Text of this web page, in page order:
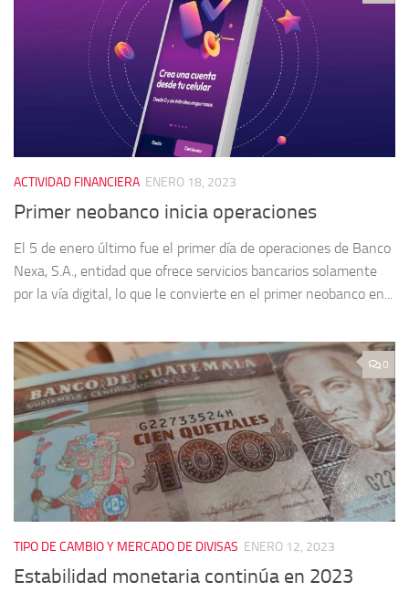
ACTIVIDAD FINANCIERA ENERO 18, 2023
Primer neobanco inicia operaciones
El 5 de enero último fue el primer día de operaciones de Banco
Nexa, S.A., entidad que ofrece servicios bancarios solamente
por la vía digital, lo que le convierte en el primer neobanco en...
0
TIPO DE CAMBIO Y MERCADO DE DIVISAS ENERO 12, 2023
Estabilidad monetaria continúa en 2023